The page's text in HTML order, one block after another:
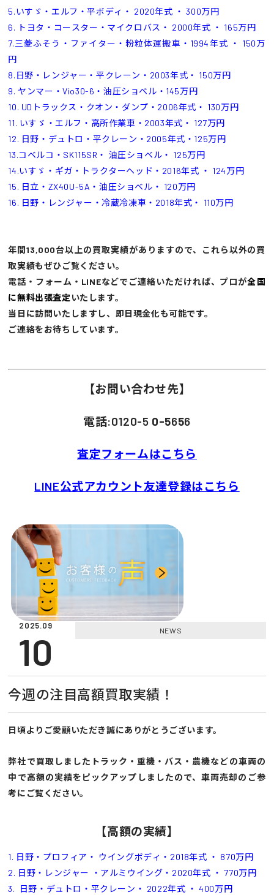
5.いすゞ・エルフ・平ボディ・ 2020年式 ・ 300万円
6. トヨタ・コースター・マイクロバス・ 2000年式 ・ 165万円
7.三菱ふそう・ファイター・粉粒体運搬車・1994年式 ・ 150万
円
8.日野・レンジャー・平クレーン・2003年式・ 150万円
9. ヤンマー・Vio30-6・油圧ショベル・145万円
10. UDトラックス・クオン・ダンプ・2006年式・ 130万円
11. いすゞ・エルフ・高所作業車・2003年式・ 127万円
12. 日野・デュトロ・平クレーン・2005年式・125万円
13.コベルコ・SK115SR・ 油圧ショベル・ 125万円
14.いすゞ・ギガ・トラクターヘッド・2016年式 ・ 124万円
15. 日立・ZX40U-5A・油圧ショベル・ 120万円
16. 日野・レンジャー・冷蔵冷凍車・2018年式・ 110万円
年間13,000台以上の買取実績がありますので、これら以外の買
取実績もぜひご覧ください。
電話・フォーム・LINEなどでご連絡いただければ、プロが全国
に無料出張査定 いたします。
当日に訪問いたしますし、即日現金化も可能です。
ご連絡をお待ちしています。
【お問い合わせ先】
電話:0120-5 0-5656
査定フォームはこちら
LINE公式アカウント友達登録はこちら
2025.09
10 NEWS
今週の注目高額買取実績！
日頃よりご愛顧いただき誠にありがとうございます。
弊社で買取しましたトラック・重機・バス・農機などの車両の
中で高額の実績をピックアップしましたので、車両売却のご参
考にご覧ください。
【高額の実績】
1. 日野・プロフィア・ ウイングボディ・2018年式 ・ 870万円
2. 日野・レンジャー ・アルミウイング・2020年式 ・ 770万円
3. 日野・デュトロ・平クレーン・ 2022年式 ・ 400万円